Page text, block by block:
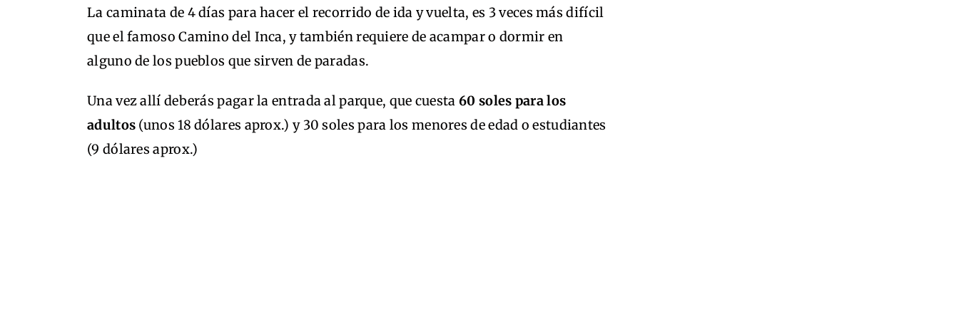
La caminata de 4 días para hacer el recorrido de ida y vuelta, es 3 veces más difícil
que el famoso Camino del Inca, y también requiere de acampar o dormir en
alguno de los pueblos que sirven de paradas.
Una vez allí deberás pagar la entrada al parque, que cuesta 60 soles para los
adultos (unos 18 dólares aprox.) y 30 soles para los menores de edad o estudiantes
(9 dólares aprox.)